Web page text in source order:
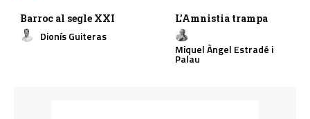
Barroc al segle XXI
Dionís Guiteras
L’Amnistia trampa
Miquel Àngel Estradé i
Palau